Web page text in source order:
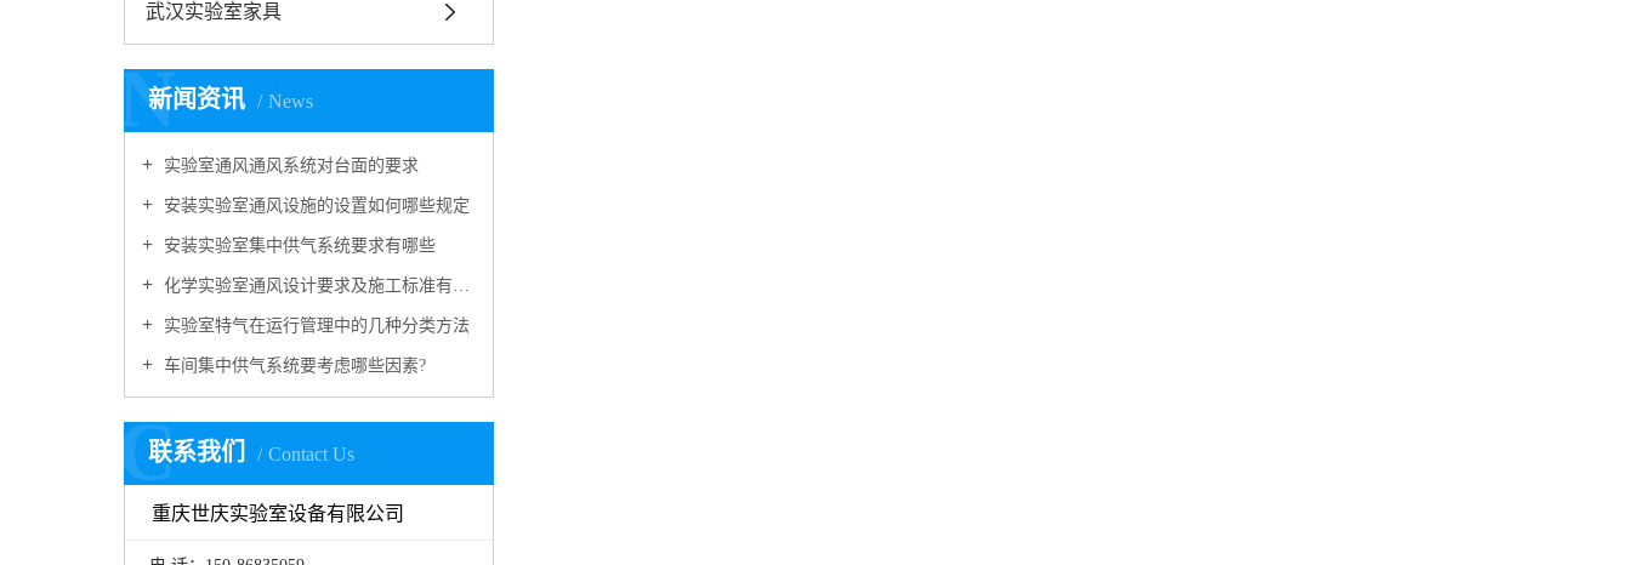
武汉实验室家具
新闻资讯 News
N
实验室通风通风系统对台面的要求
安装实验室通风设施的设置如何哪些规定
安装实验室集中供气系统要求有哪些
化学实验室通风设计要求及施工标准有哪些
实验室特气在运行管理中的几种分类方法
车间集中供气系统要考虑哪些因素?
联系我们 Contact Us
C
重庆世庆实验室设备有限公司